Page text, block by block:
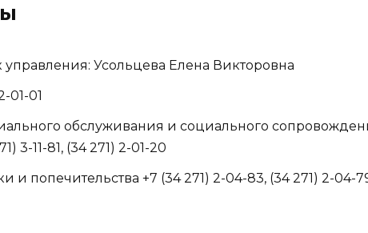
управления: Усольцева Елена Викторовна
01-01
обслуживания и социального
3-11-81, (34 271) 2-01-20
и попечительства +7 (34 271) 2-04-83, (34 271) 2-04-